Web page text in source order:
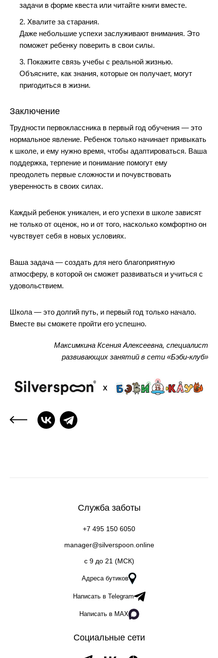
задачи в форме квеста или читайте книги вместе.
2. Хвалите за старания.
Даже небольшие успехи заслуживают внимания. Это
поможет ребенку поверить в свои силы.
3. Покажите связь учебы с реальной жизнью.
Объясните, как знания, которые он получает, могут
пригодиться в жизни.
Заключение
Трудности первоклассника в первый год обучения — это
нормальное явление. Ребенок только начинает привыкать
к школе, и ему нужно время, чтобы адаптироваться. Ваша
поддержка, терпение и понимание помогут ему
преодолеть первые сложности и почувствовать
уверенность в своих силах.
Каждый ребенок уникален, и его успехи в школе зависят
не только от оценок, но и от того, насколько комфортно он
чувствует себя в новых условиях.
Ваша задача — создать для него благоприятную
атмосферу, в которой он сможет развиваться и учиться с
удовольствием.
Школа — это долгий путь, и первый год только начало.
Вместе вы сможете пройти его успешно.
Максимкина Ксения Алексеевна, специалист
развивающих занятий в сети «Бэби-клуб»
Служба заботы
+7 495 150 6050
manager@silverspoon.online
c 9 до 21 (МСК)
Адреса бутиков
Написать в Telegram
Написать в MAX
Социальные сети